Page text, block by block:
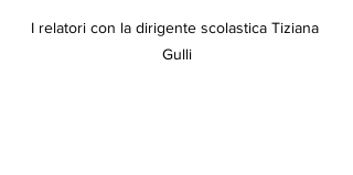
I relatori con la dirigente scolastica Tiziana
Gulli